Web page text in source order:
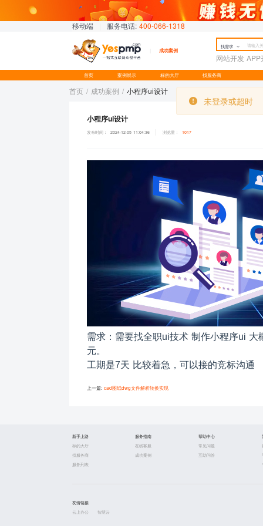
移动端 服务电话:400-066-1318
成功案例
找需求
网站开发 APP
首页 案例展示 标的大厅 找服务商
首页 / 成功案例 / 小程序ui设计
小程序ui设计
发布时间： 2024-12-05 11:04:36 浏览量： 1017
需求：需要找全职ui技术 制作小程序ui 大
元。
工期是7天 比较着急，可以接的竞标沟通
上一篇: cad图纸dwg文件解析转换实现
新手上路
标的大厅
找服务商
服务列表
服务指南
在线客服
成功案例
帮助中心
常见问题
互助问答
友情链接
云上办公
智慧云
未登录或超时
未登录或超时